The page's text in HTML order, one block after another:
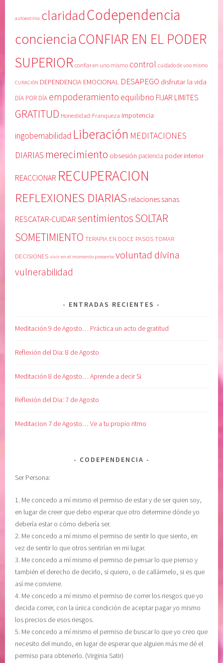
autoestima claridadCodependencia
concienciaCONFIAR EN EL PODER
SUPERIOR confiar en uno mismo control cuidado de uno mismo
CURACIÓN DEPENDENCIA EMOCIONAL DESAPEGO disfrutar la vida
DÍA POR DÍA empoderamiento equilibrio FIJAR LIMITES
GRATITUD Honestidad-Franqueza impotencia
ingobernabilidad Liberación MEDITACIONES
DIARIAS merecimiento obsesión paciencia poder interior
REACCIONAR RECUPERACION
REFLEXIONES DIARIAS relaciones sanas
RESCATAR-CUIDAR sentimientosSOLTAR
SOMETIMIENTO TERAPIA EN DOCE PASOSTOMAR
DECISIONES vivir en el momento presente voluntad divina
vulnerabilidad
ENTRADAS RECIENTES
Meditación 9 de Agosto… Práctica un acto de gratitud
Reflexión del Dia: 8 de Agosto
Meditación 8 de Agosto… Aprende a decir Si
Reflexión del Dia: 7 de Agosto
Meditacion 7 de Agosto… Ve a tu propio ritmo
CODEPENDENCIA
Ser Persona:
1. Me concedo a mí mismo el permiso de estar y de ser quien soy,
en lugar de creer que debo esperar que otro determine dónde yo
debería estar o cómo debería ser.
2. Me concedo a mí mismo el permiso de sentir lo que siento, en
vez de sentir lo que otros sentirían en mi lugar.
3. Me concedo a mí mismo el permiso de pensar lo que pienso y
también el derecho de decirlo, si quiero, o de callármelo, si es que
así me conviene.
4. Me concedo a mí mismo el permiso de correr los riesgos que yo
decida correr, con la única condición de aceptar pagar yo mismo
los precios de esos riesgos.
5. Me concedo a mí mismo el permiso de buscar lo que yo creo que
necesito del mundo, en lugar de esperar que alguien más me dé el
permiso para obtenerlo. (Virginia Satir)